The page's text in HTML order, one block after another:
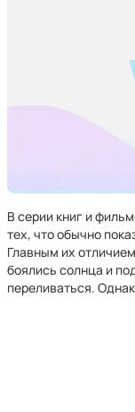
В серии книг и
тех, что обычно
Главным их
боялись солнца и
переливаться.